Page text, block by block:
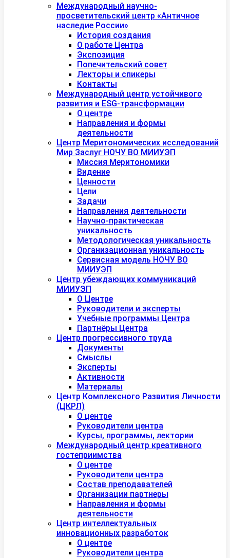
Международный научно-
просветительский центр «Античное
наследие России»
История создания
О работе Центра
Экспозиция
Попечительский совет
Лекторы и спикеры
Контакты
Международный центр устойчивого
развития и ESG-трансформации
О центре
Направления и формы
деятельности
Центр Меритономических исследований
Мир Заслуг НОЧУ ВО МИИУЭП
Миссия Меритономики
Видение
Ценности
Цели
Задачи
Направления деятельности
Научно-практическая
уникальность
Методологическая уникальность
Организационная уникальность
Сервисная модель НОЧУ ВО
МИИУЭП
Центр убеждающих коммуникаций
МИИУЭП
О Центре
Руководители и эксперты
Учебные программы Центра
Партнёры Центра
Центр прогрессивного труда
Документы
Смыслы
Эксперты
Активности
Материалы
Центр Комплексного Развития Личности
(ЦКРЛ)
О центре
Руководители центра
Курсы, программы, лектории
Международный центр креативного
гостеприимства
О центре
Руководители центра
Состав преподавателей
Организации партнеры
Направления и формы
деятельности
Центр интеллектуальных
инновационных разработок
О центре
Руководители центра